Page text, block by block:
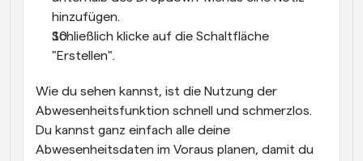
hinzufügen.
Schließlich klicke auf die Schaltfläche
"Erstellen".
Wie du sehen kannst, ist die Nutzung der
Abwesenheitsfunktion schnell und schmerzlos.
Du kannst ganz einfach alle deine
Abwesenheitsdaten im Voraus planen, damit du